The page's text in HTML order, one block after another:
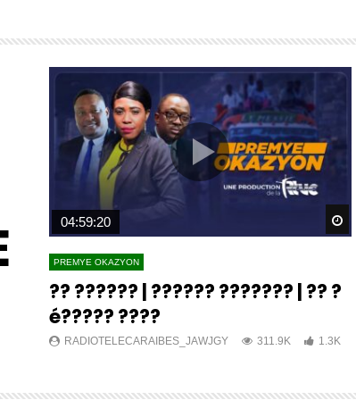
Watch Later
04:59:20
PREMYE OKAZYON
?? ?????? | ?????? ??????? | ?? ?
é????? ????
RADIOTELECARAIBES_JAWJGY 311.9K 1.3K